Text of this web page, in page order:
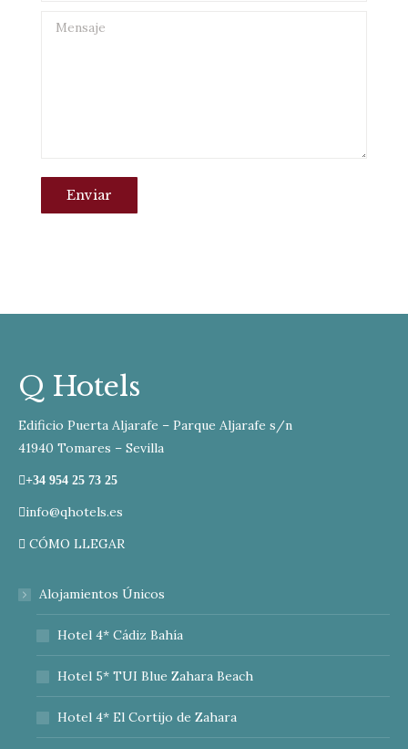
Mensaje
Enviar
Q Hotels
Edificio Puerta Aljarafe – Parque Aljarafe s/n
41940 Tomares – Sevilla
+34 954 25 73 25
info@qhotels.es
CÓMO LLEGAR
Alojamientos Únicos
Hotel 4* Cádiz Bahía
Hotel 5* TUI Blue Zahara Beach
Hotel 4* El Cortijo de Zahara